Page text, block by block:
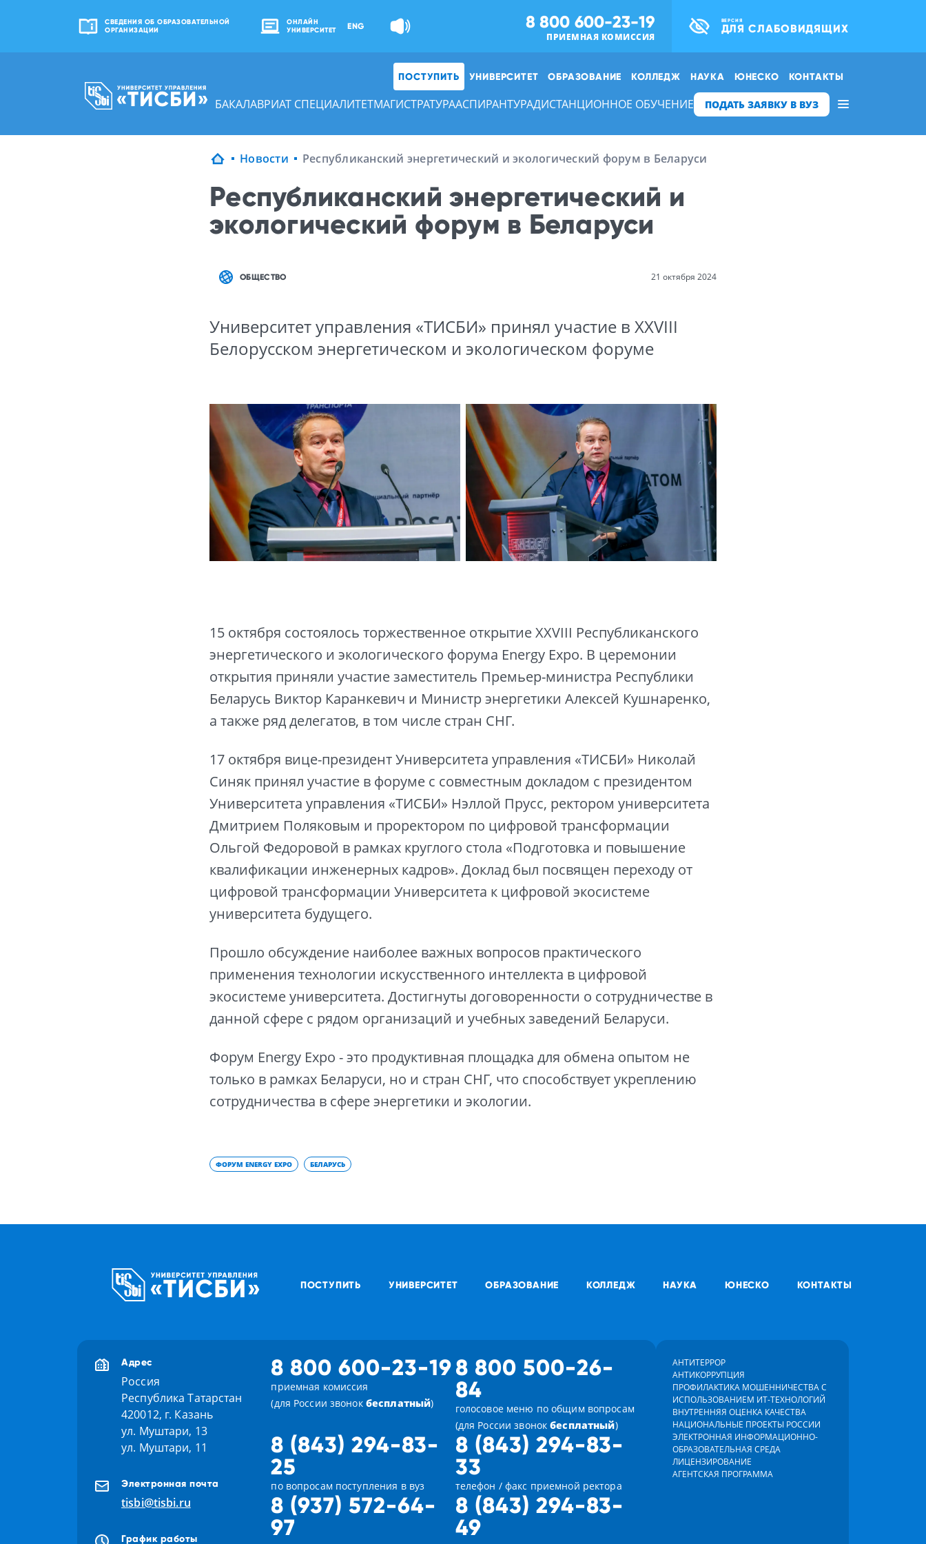
СВЕДЕНИЯ ОБ ОБРАЗОВАТЕЛЬНОЙ
ОРГАНИЗАЦИИ
ОНЛАЙН
УНИВЕРСИТЕТ
ENG 8 800 600-23-19
ПРИЕМНАЯ КОМИССИЯ
ВЕРСИЯ
ДЛЯ СЛАБОВИДЯЩИХ
ПОСТУПИТЬ УНИВЕРСИТЕТ ОБРАЗОВАНИЕ КОЛЛЕДЖ НАУКА ЮНЕСКО КОНТАКТЫ
БАКАЛАВРИАТ СПЕЦИАЛИТЕТМАГИСТРАТУРААСПИРАНТУРАДИСТАНЦИОННОЕ ОБУЧЕНИЕ ПОДАТЬ ЗАЯВКУ В ВУЗ
Новости Республиканский энергетический и экологический форум в Беларуси
Республиканский энергетический и
экологический форум в Беларуси
ОБЩЕСТВО 21 октября 2024
Университет управления «ТИСБИ» принял участие в XXVIII
Белорусском энергетическом и экологическом форуме
15 октября состоялось торжественное открытие XXVIII Республиканского
энергетического и экологического форума Energy Expo. В церемонии
открытия приняли участие заместитель Премьер-министра Республики
Беларусь Виктор Каранкевич и Министр энергетики Алексей Кушнаренко,
а также ряд делегатов, в том числе стран СНГ.
17 октября вице-президент Университета управления «ТИСБИ» Николай
Синяк принял участие в форуме с совместным докладом с президентом
Университета управления «ТИСБИ» Нэллой Прусс, ректором университета
Дмитрием Поляковым и проректором по цифровой трансформации
Ольгой Федоровой в рамках круглого стола «Подготовка и повышение
квалификации инженерных кадров». Доклад был посвящен переходу от
цифровой трансформации Университета к цифровой экосистеме
университета будущего.
Прошло обсуждение наиболее важных вопросов практического
применения технологии искусственного интеллекта в цифровой
экосистеме университета. Достигнуты договоренности о сотрудничестве в
данной сфере с рядом организаций и учебных заведений Беларуси.
Форум Energy Expo - это продуктивная площадка для обмена опытом не
только в рамках Беларуси, но и стран СНГ, что способствует укреплению
сотрудничества в сфере энергетики и экологии.
ФОРУМ ENERGY EXPO БЕЛАРУСЬ
ПОСТУПИТЬ УНИВЕРСИТЕТ ОБРАЗОВАНИЕ КОЛЛЕДЖ НАУКА ЮНЕСКО КОНТАКТЫ
Адрес
Россия
Республика Татарстан
420012, г. Казань
ул. Муштари, 13
ул. Муштари, 11
Электронная почта
tisbi@tisbi.ru
График работы
8 800 600-23-19
приемная комиссия
(для России звонок бесплатный)
8 800 500-26-
84
голосовое меню по общим вопросам
(для России звонокбесплатный)
8 (843) 294-83-
25
по вопросам поступления в вуз
8 (843) 294-83-
33
телефон / факс приемной ректора
8 (937) 572-64-
97
8 (843) 294-83-
49
АНТИТЕРРОР
АНТИКОРРУПЦИЯ
ПРОФИЛАКТИКА МОШЕННИЧЕСТВА С
ИСПОЛЬЗОВАНИЕМ ИТ-ТЕХНОЛОГИЙ
ВНУТРЕННЯЯ ОЦЕНКА КАЧЕСТВА
НАЦИОНАЛЬНЫЕ ПРОЕКТЫ РОССИИ
ЭЛЕКТРОННАЯ ИНФОРМАЦИОННО-
ОБРАЗОВАТЕЛЬНАЯ СРЕДА
ЛИЦЕНЗИРОВАНИЕ
АГЕНТСКАЯ ПРОГРАММА